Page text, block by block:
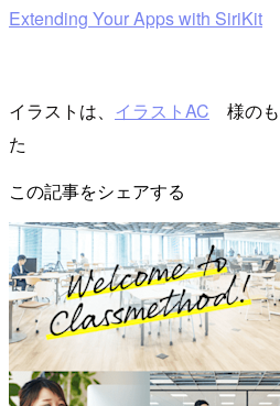
Extending Your Apps with SiriKit
イラストは、 イラストAC 様の
た
この記事をシェアする